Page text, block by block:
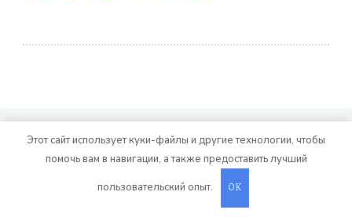
© Авторское право 2026 Vitality Life. Все права
защищены.CoachPress Lite | от автора
Blossom Themes. На платформеWordPress
Этот сайт использует куки-файлы и другие технологии, чтобы
помочь вам в навигации, а также предоставить лучший
пользовательский опыт.
OK